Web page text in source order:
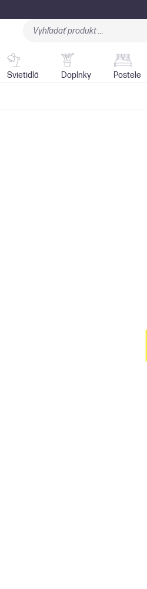
Svietidlá
Svietidlá Doplnky Postele